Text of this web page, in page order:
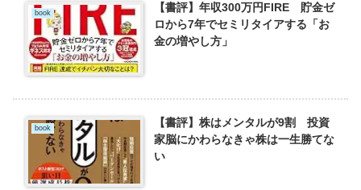
book
【書評】年収300万円FIRE 貯金ゼ
ロから7年でセミリタイアする「お
金の増やし方」
book
【書評】株はメンタルが9割 投資
家脳にかわらなきゃ株は一生勝てな
い